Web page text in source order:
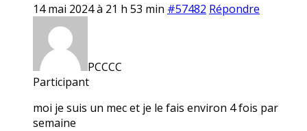
14 mai 2024 à 21 h 53 min #57482 Répondre
PCCCC
Participant
moi je suis un mec et je le fais environ 4 fois par
semaine